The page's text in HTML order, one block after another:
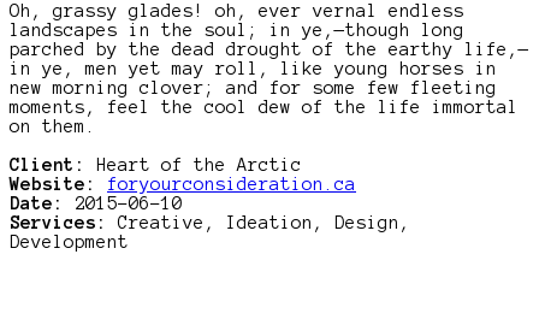
Oh, grassy glades! oh, ever vernal endless
landscapes in the soul; in ye,—though long
parched by the dead drought of the earthy life,—
in ye, men yet may roll, like young horses in
new morning clover; and for some few fleeting
moments, feel the cool dew of the life immortal
on them.
Client:
Heart of the Arctic
Website:
foryourconsideration.ca
Date:
2015-06-10
Services:
Creative, Ideation, Design,
Development